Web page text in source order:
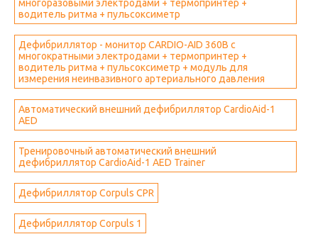
многоразовыми электродами + термопринтер +
водитель ритма + пульсоксиметр
Дефибриллятор - монитор CARDIO-AID 360В с
многократными электродами + термопринтер +
водитель ритма + пульсоксиметр + модуль для
измерения неинвазивного артериального давления
Автоматический внешний дефибриллятор CardioAid-1
AED
Тренировочный автоматический внешний
дефибриллятор CardioAid-1 AED Trainer
Дефибриллятор Corpuls CPR
Дефибриллятор Corpuls 1